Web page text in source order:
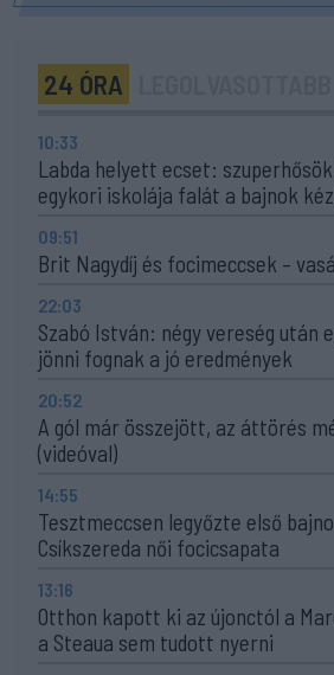
24 ÓRA
10:33
Labda helyett ecset:
egykori iskolája falát a bajnok
09:51
Brit Nagydíj és focimeccsek –
22:03
Szabó István: négy vereség után
jönni fognak a jó eredmények
20:52
A gól már összejött, az áttörés
(videóval)
14:55
Tesztmeccsen legyőzte első
Csíkszereda női focicsapata
13:16
Otthon kapott ki az újonctól a
a Steaua sem tudott nyerni